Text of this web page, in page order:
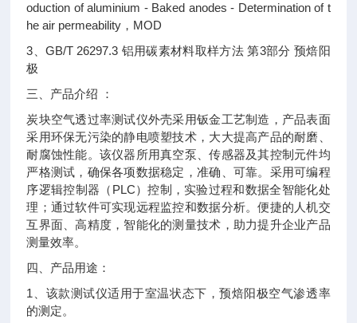
oduction of aluminium - Baked anodes - Determination of t
he air permeability，MOD
3、GB/T 26297.3 铝用碳素材料取样方法 第3部分 预焙阳
极
三、产品介绍 ：
炭块空气透过率测试仪外壳采用钣金工艺制造，产品表面
采用环保无污染的静电喷塑技术，大大提高产品的耐磨、
耐腐蚀性能。该仪器所用真空泵、传感器及其控制元件均
严格测试，确保各项数据稳定，准确、可靠。采用可编程
序逻辑控制器（PLC）控制，实验过程和数据全智能化处
理；通过软件可实现远程监控和数据分析。便捷的人机交
互界面、高精度，智能化的测量技术，助力提升企业产品
测量效率。
四、产品用途：
1、该款测试仪适用于室温状态下，预焙阳极空气渗透率
的测定。